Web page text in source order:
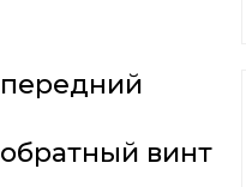
передний
обратный винт